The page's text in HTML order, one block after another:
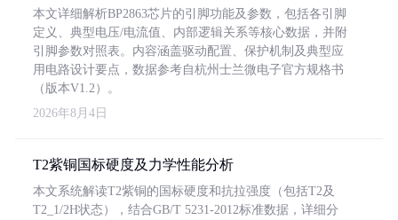
本文详细解析BP2863芯片的引脚功能及参数，包括各引脚
定义、典型电压/电流值、内部逻辑关系等核心数据，并附
引脚参数对照表。内容涵盖驱动配置、保护机制及典型应
用电路设计要点，数据参考自杭州士兰微电子官方规格书
（版本V1.2）。
2026年8月4日
T2紫铜国标硬度及力学性能分析
本文系统解读T2紫铜的国标硬度和抗拉强度（包括T2及
T2_1/2H状态），结合GB/T 5231-2012标准数据，详细分